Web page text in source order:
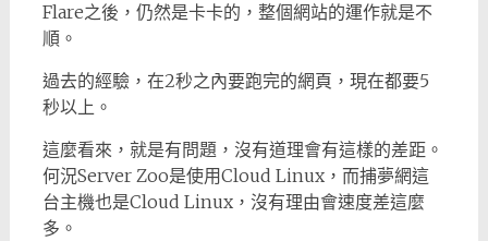
Flare之後，仍然是卡卡的，整個網站的運作就是不
順。
過去的經驗，在2秒之內要跑完的網頁，現在都要5
秒以上。
這麼看來，就是有問題，沒有道理會有這樣的差距。
何況Server Zoo是使用Cloud Linux，而捕夢網這
台主機也是Cloud Linux，沒有理由會速度差這麼
多。